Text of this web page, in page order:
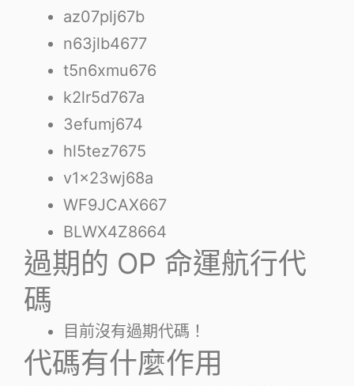
az07plj67b
n63jlb4677
t5n6xmu676
k2lr5d767a
3efumj674
hl5tez7675
v1x23wj68a
WF9JCAX667
BLWX4Z8664
過期的 OP 命運航行代
碼
目前沒有過期代碼！
代碼有什麼作用